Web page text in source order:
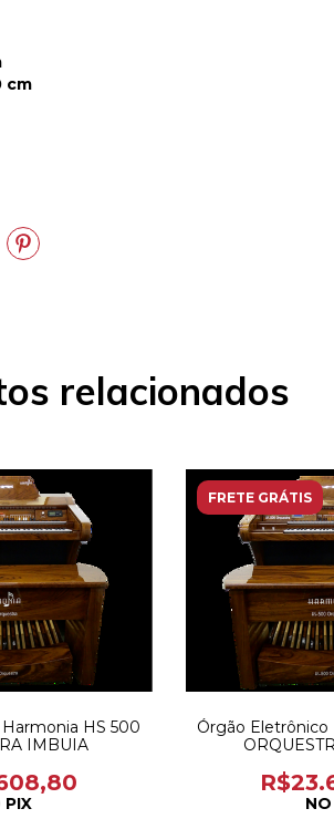
cm
relacionados
HS 500
IMBUIA
PIX
FRETE GRÁTIS
Órgão